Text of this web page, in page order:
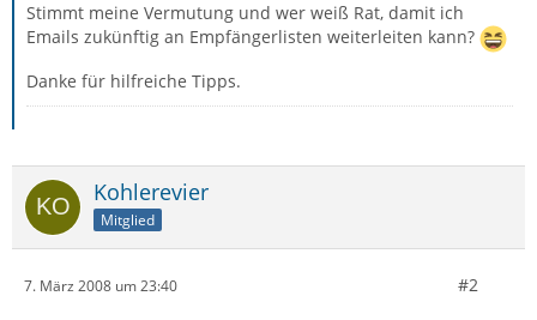
Stimmt meine Vermutung und wer weiß Rat, damit ich
Emails zukünftig an Empfängerlisten weiterleiten kann?
Danke für hilfreiche Tipps.
Kohlerevier
Mitglied
7. März 2008 um 23:40 #2